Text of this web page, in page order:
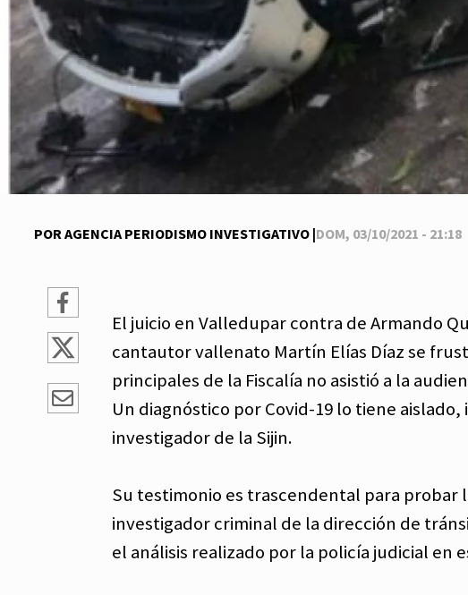
POR AGENCIA PERIODISMO INVESTIGATIVO |DOM, 03/10/2021 - 21:18
El juicio en Valledupar contra de Armando
cantautor vallenato Martín Elías Díaz se
principales de la Fiscalía no asistió a la
Un diagnóstico por Covid-19 lo tiene
investigador de la Sijin.
Su testimonio es trascendental para probar
investigador criminal de la dirección de
el análisis realizado por la policía judicial en